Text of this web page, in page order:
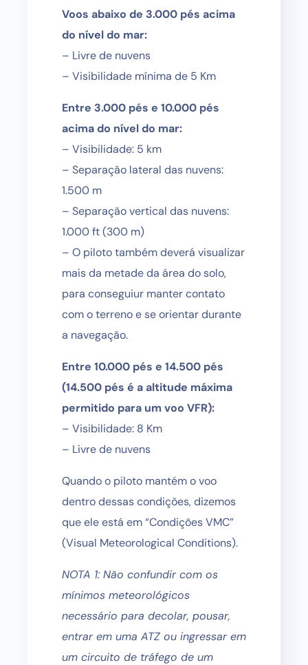
Voos abaixo de 3.000 pés acima
do nível do mar:
– Livre de nuvens
– Visibilidade mínima de 5 Km
Entre 3.000 pés e 10.000 pés
acima do nível do mar:
– Visibilidade: 5 km
– Separação lateral das nuvens:
1.500 m
– Separação vertical das nuvens:
1.000 ft (300 m)
– O piloto também deverá visualizar
mais da metade da área do solo,
para conseguiur manter contato
com o terreno e se orientar durante
a navegação.
Entre 10.000 pés e 14.500 pés
(14.500 pés é a altitude máxima
permitido para um voo VFR):
– Visibilidade: 8 Km
– Livre de nuvens
Quando o piloto mantém o voo
dentro dessas condições, dizemos
que ele está em “Condições VMC”
(Visual Meteorological Conditions).
NOTA 1: Não confundir com os
mínimos meteorológicos
necessário para decolar, pousar,
entrar em uma ATZ ou ingressar em
um circuito de tráfego de um